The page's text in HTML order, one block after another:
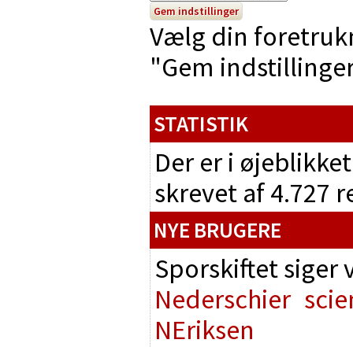
Vælg din
"Gem
STATISTIK
Der er i
skrevet af 4.727
NYE BRUGERE
Sporskiftet
Nederschier
NEriksen